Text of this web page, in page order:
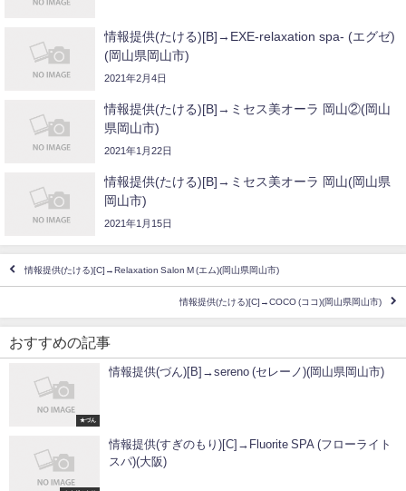
情報提供(たける)[B]→EXE-relaxation spa- (エグゼ)
(岡山県岡山市)
2021年2月4日
情報提供(たける)[B]→ミセス美オーラ 岡山②(岡山
県岡山市)
2021年1月22日
情報提供(たける)[B]→ミセス美オーラ 岡山(岡山県
岡山市)
2021年1月15日
情報提供(たける)[C]→Relaxation Salon M (エム)(岡山県岡山市)
情報提供(たける)[C]→COCO (ココ)(岡山県岡山市)
おすすめの記事
★づん
情報提供(づん)[B]→sereno (セレーノ)(岡山県岡山市)
情報提供(すぎのもり)[C]→Fluorite SPA (フローライト
スパ)(大阪)